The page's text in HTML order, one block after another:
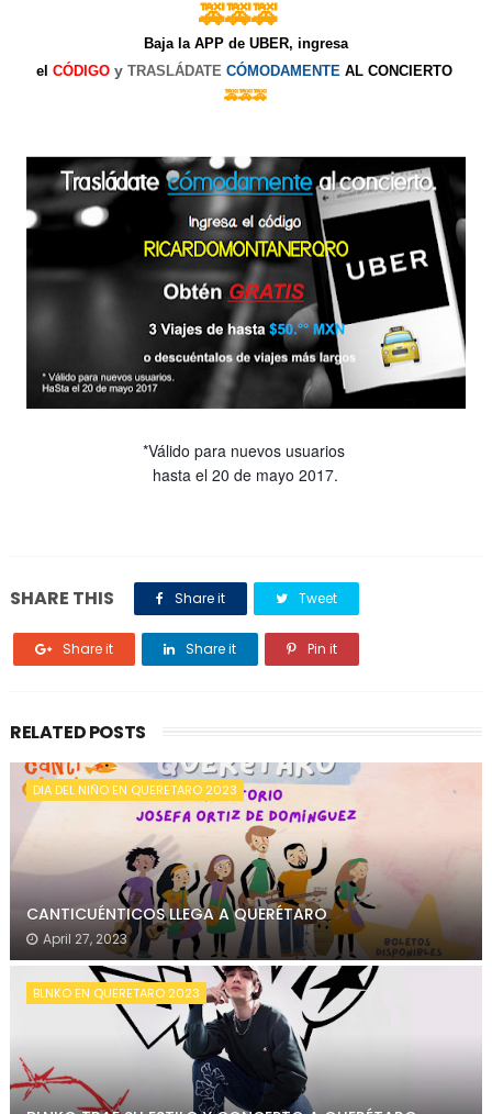
🚕🚕🚕
Baja la APP de UBER, ingresa
el CÓDIGOyTRASLÁDATE CÓMODAMENTE AL CONCIERTO
🚕🚕🚕
*Válido para nuevos usuarios
hasta el 20 de mayo 2017.
SHARE THIS Share it Tweet
Share it Share it Pin it
RELATED POSTS
DIA DEL NIÑO EN QUERETARO 2023
CANTICUÉNTICOS LLEGA A QUERÉTARO
April 27, 2023
BLNKO EN QUERETARO 2023